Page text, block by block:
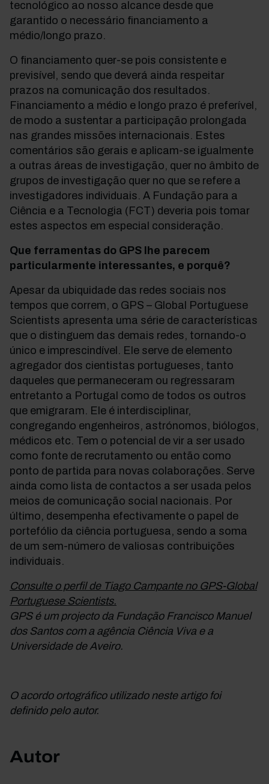
tecnológico ao nosso alcance desde que
garantido o necessário financiamento a
médio/longo prazo.
O financiamento quer-se pois consistente e
previsível, sendo que deverá ainda respeitar
prazos na comunicação dos resultados.
Financiamento a médio e longo prazo é preferível,
de modo a sustentar a participação prolongada
nas grandes missões internacionais. Estes
comentários são gerais e aplicam-se igualmente
a outras áreas de investigação, quer no âmbito de
grupos de investigação quer no que se refere a
investigadores individuais. A Fundação para a
Ciência e a Tecnologia (FCT) deveria pois tomar
estes aspectos em especial consideração.
Que ferramentas do GPS lhe parecem
particularmente interessantes, e porquê?
Apesar da ubiquidade das redes sociais nos
tempos que correm, o GPS – Global Portuguese
Scientists apresenta uma série de características
que o distinguem das demais redes, tornando-o
único e imprescindível. Ele serve de elemento
agregador dos cientistas portugueses, tanto
daqueles que permaneceram ou regressaram
entretanto a Portugal como de todos os outros
que emigraram. Ele é interdisciplinar,
congregando engenheiros, astrónomos, biólogos,
médicos etc. Tem o potencial de vir a ser usado
como fonte de recrutamento ou então como
ponto de partida para novas colaborações. Serve
ainda como lista de contactos a ser usada pelos
meios de comunicação social nacionais. Por
último, desempenha efectivamente o papel de
portefólio da ciência portuguesa, sendo a soma
de um sem-número de valiosas contribuições
individuais.
Consulte o perfil de Tiago Campante no GPS-Global
Portuguese Scientists.
GPS é um projecto da Fundação Francisco Manuel
dos Santos com a agência Ciência Viva e a
Universidade de Aveiro.
O acordo ortográfico utilizado neste artigo foi
definido pelo autor.
Autor